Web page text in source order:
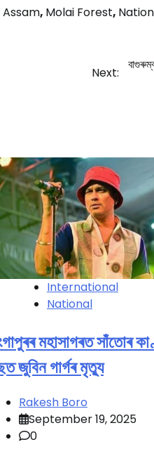
Assam, Molai Forest,
Next:
International
National
মহাসাগৰত সাঁতোৰ
জুবিন গাৰ্গৰ মৃত্যু
Rakesh Boro
September 19, 2025
0